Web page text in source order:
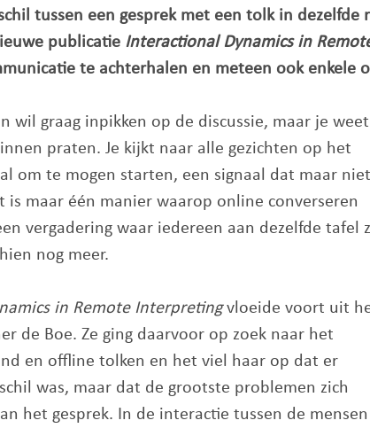
tussen een gesprek met een tolk in dezelfde
publicatie Interactional Dynamics in
te achterhalen en meteen ook enkele
wil graag inpikken op de discussie, maar je weet
praten. Je kijkt naar alle gezichten op het
om te mogen starten, een signaal dat maar niet
is maar één manier waarop online converseren
vergadering waar iedereen aan dezelfde tafel
nog meer.
in Remote Interpretingvloeide voort uit
de Boe. Ze ging daarvoor op zoek naar het
en offline tolken en het viel haar op dat er
was, maar dat de grootste problemen zich
het gesprek. In de interactie tussen de mensen